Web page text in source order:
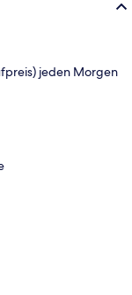
jeden Morgen